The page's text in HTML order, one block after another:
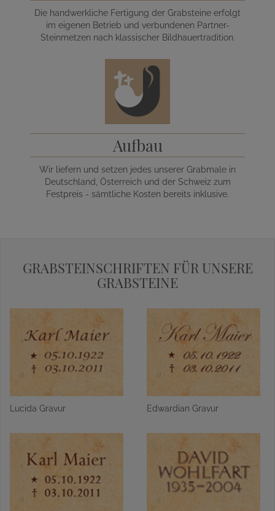
Die handwerkliche Fertigung der Grabsteine erfolgt
im eigenen Betrieb und verbundenen Partner-
Steinmetzen nach klassischer Bildhauertradition.
Aufbau
Wir liefern und setzen jedes unserer Grabmale in
Deutschland, Österreich und der Schweiz zum
Festpreis - sämtliche Kosten bereits inklusive.
GRABSTEINSCHRIFTEN FÜR UNSERE
GRABSTEINE
Lucida Gravur Edwardian Gravur